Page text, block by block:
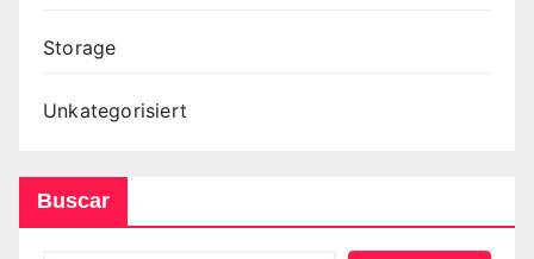
Storage
Unkategorisiert
Buscar